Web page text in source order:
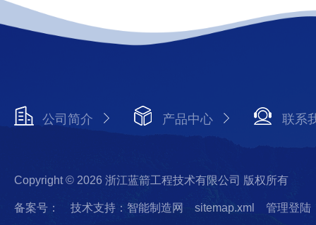
公司简介 产品中心 联系
Copyright © 2026 浙江蓝箭工程技术有限公司 版权所有
备案号： 技术支持：智能制造网 sitemap.xml 管理登陆